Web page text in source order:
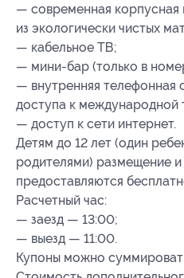
— современная корпусная
из экологически чистых
— кабельное ТВ;
— мини-бар (только в
— внутренняя телефонная
доступа к международной
— доступ к сети интернет.
Детям до 12 лет (один
родителями) размещение и
предоставляются
Расчетный час:
— заезд — 13:00;
— выезд — 11:00.
Купоны можно